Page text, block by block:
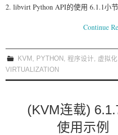
2. libvirt Python API的使用 6.1.1小
Continue
KVM , PYTHON ,程序设计, 虚拟化
VIRTUALIZATION
(KVM连载)
使用示例